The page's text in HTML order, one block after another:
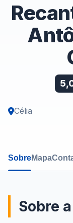
Célia
SobreMapa
Sobre